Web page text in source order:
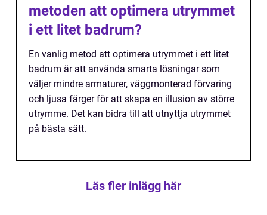
metoden att optimera utrymmet
i ett litet badrum?
En vanlig metod att optimera utrymmet i ett litet
badrum är att använda smarta lösningar som
väljer mindre armaturer, väggmonterad förvaring
och ljusa färger för att skapa en illusion av större
utrymme. Det kan bidra till att utnyttja utrymmet
på bästa sätt.
Läs fler inlägg här